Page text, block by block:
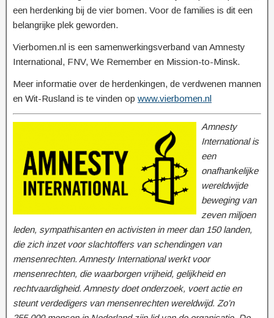
een herdenking bij de vier bomen. Voor de families is dit een
belangrijke plek geworden.
Vierbomen.nl is een samenwerkingsverband van Amnesty
International, FNV, We Remember en Mission-to-Minsk.
Meer informatie over de herdenkingen, de verdwenen mannen
en Wit-Rusland is te vinden op www.vierbomen.nl
Amnesty
International is
een
onafhankelijke
wereldwijde
beweging van
zeven miljoen
leden, sympathisanten en activisten in meer dan 150 landen,
die zich inzet voor slachtoffers van schendingen van
mensenrechten. Amnesty International werkt voor
mensenrechten, die waarborgen vrijheid, gelijkheid en
rechtvaardigheid. Amnesty doet onderzoek, voert actie en
steunt verdedigers van mensenrechten wereldwijd. Zo’n